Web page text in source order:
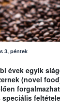
3, péntek
évek egyik
(novel
speciális